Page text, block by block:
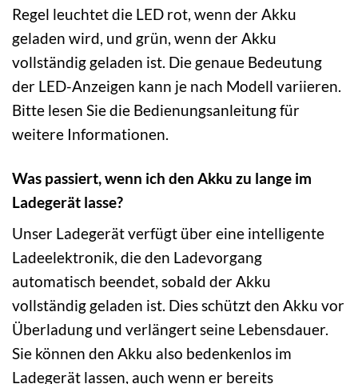
Regel leuchtet die LED rot, wenn der Akku
geladen wird, und grün, wenn der Akku
vollständig geladen ist. Die genaue Bedeutung
der LED-Anzeigen kann je nach Modell variieren.
Bitte lesen Sie die Bedienungsanleitung für
weitere Informationen.
Was passiert, wenn ich den Akku zu lange im
Ladegerät lasse?
Unser Ladegerät verfügt über eine intelligente
Ladeelektronik, die den Ladevorgang
automatisch beendet, sobald der Akku
vollständig geladen ist. Dies schützt den Akku vor
Überladung und verlängert seine Lebensdauer.
Sie können den Akku also bedenkenlos im
Ladegerät lassen, auch wenn er bereits